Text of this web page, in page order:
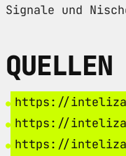
Signale und
https://
https://
https://